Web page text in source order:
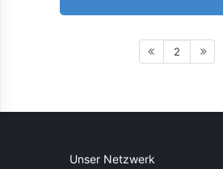
2
Unser Netzwerk